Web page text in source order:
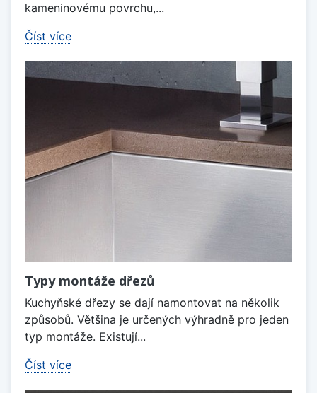
kameninovému povrchu,...
Číst více
Typy montáže dřezů
Kuchyňské dřezy se dají namontovat na několik
způsobů. Většina je určených výhradně pro jeden
typ montáže. Existují...
Číst více